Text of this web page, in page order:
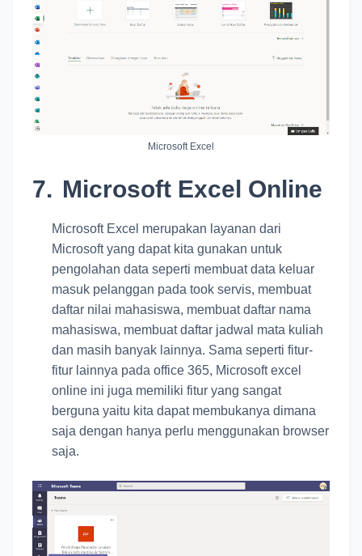
Microsoft Excel
7. Microsoft Excel Online
Microsoft Excel merupakan layanan dari
Microsoft yang dapat kita gunakan untuk
pengolahan data seperti membuat data keluar
masuk pelanggan pada took servis, membuat
daftar nilai mahasiswa, membuat daftar nama
mahasiswa, membuat daftar jadwal mata kuliah
dan masih banyak lainnya. Sama seperti fitur-
fitur lainnya pada office 365, Microsoft excel
online ini juga memiliki fitur yang sangat
berguna yaitu kita dapat membukanya dimana
saja dengan hanya perlu menggunakan browser
saja.